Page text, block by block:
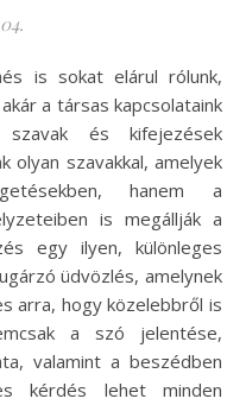
a társas kapcsolataink
szavak és kifejezések
olyan szavakkal, amelyek
hanem a
is megállják a
egy ilyen, különleges
üdvözlés, amelynek
arra, hogy közelebbről is
a szó jelentése,
valamint a beszédben
kérdés lehet minden